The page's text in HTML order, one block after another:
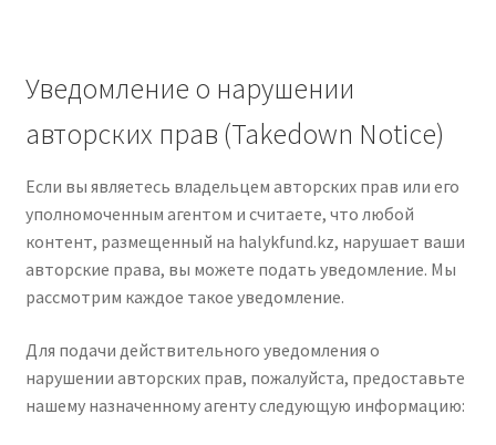
Уведомление о нарушении
авторских прав (Takedown Notice)
Если вы являетесь владельцем авторских прав или его
уполномоченным агентом и считаете, что любой
контент, размещенный на halykfund.kz, нарушает ваши
авторские права, вы можете подать уведомление. Мы
рассмотрим каждое такое уведомление.
Для подачи действительного уведомления о
нарушении авторских прав, пожалуйста, предоставьте
нашему назначенному агенту следующую информацию: